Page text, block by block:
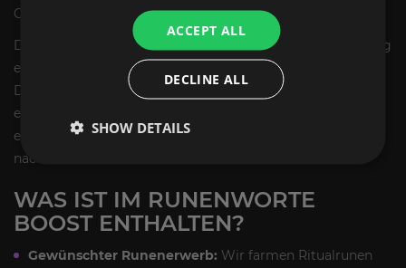
Charakters im Kampf.
Das Runenwortsystem ermöglicht es, Runen in Ausrüstung
einzufügen und dadurch bedingte Effekte zu aktivieren.
Diese Effekte können durch bestimmte Auslöser im Spiel
entstehen, zum Beispiel durch Ausweichen, den Einsatz
einer Kernfertigkeit oder das Verursachen von Schaden,
nachdem Sie zuvor keinen Schaden erlitten haben.
WAS IST IM RUNENWORTE
BOOST ENTHALTEN?
Gewünschter Runenerwerb: Wir farmen Ritualrunen
ACCEPT ALL
DECLINE ALL
SHOW DETAILS